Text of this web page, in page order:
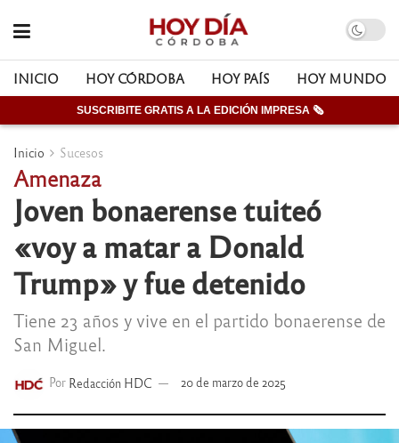
INICIO HOY CÓRDOBA HOY PAÍS HOY MUNDO
SUSCRIBITE GRATIS A LA EDICIÓN IMPRESA 🗞
Inicio Sucesos
Amenaza
Joven bonaerense tuiteó
«voy a matar a Donald
Trump» y fue detenido
Tiene 23 años y vive en el partido bonaerense de
San Miguel.
Por Redacción HDC 20 de marzo de 2025